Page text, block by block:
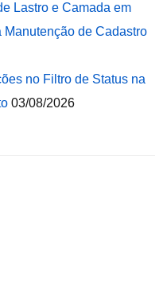
Lastro e Camada em
Manutenção de Cadastro
no Filtro de Status na
03/08/2026